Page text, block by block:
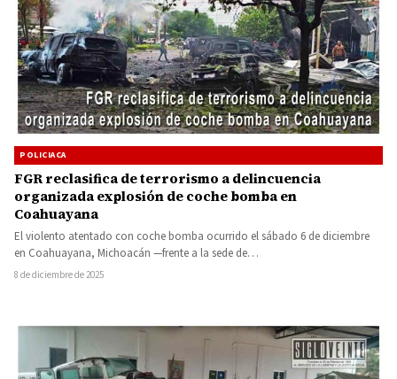
POLICIACA
FGR reclasifica de terrorismo a delincuencia
organizada explosión de coche bomba en
Coahuayana
El violento atentado con coche bomba ocurrido el sábado 6 de diciembre
en Coahuayana, Michoacán —frente a la sede de…
8 de diciembre de 2025